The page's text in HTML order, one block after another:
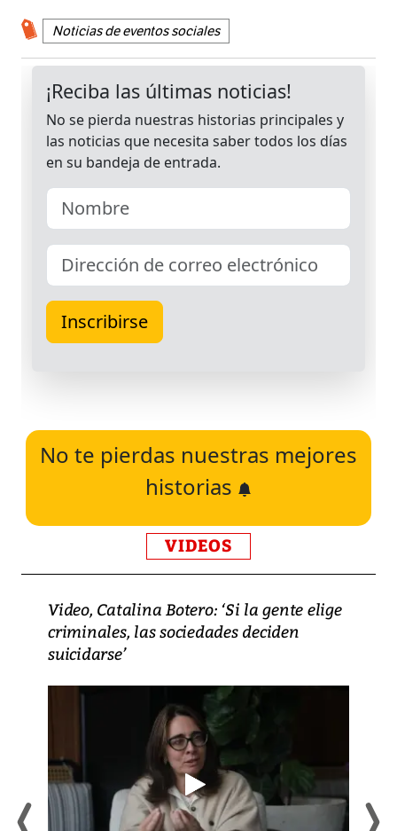
Noticias de eventos sociales
No te pierdas nuestras mejores
historias
VIDEOS
Video, Catalina Botero: ‘Si la gente elige
criminales, las sociedades deciden
suicidarse’